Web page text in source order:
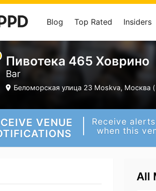
Blog Top Rated Insiders
Пивотека 465 Ховрино
Bar
Беломорская улица 23 Moskva, Москва (
VENUE
Receive
when this
All